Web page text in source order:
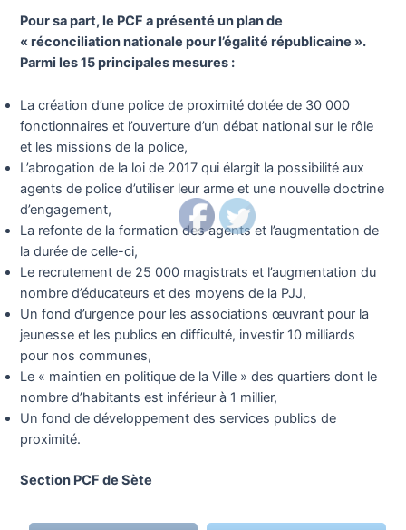
Pour sa part, le PCF a présenté un plan de
« réconciliation nationale pour l’égalité républicaine ».
Parmi les 15 principales mesures :
La création d’une police de proximité dotée de 30 000
fonctionnaires et l’ouverture d’un débat national sur le rôle
et les missions de la police,
L’abrogation de la loi de 2017 qui élargit la possibilité aux
agents de police d’utiliser leur arme et une nouvelle doctrine
d’engagement,
La refonte de la formation des agents et l’augmentation de
la durée de celle-ci,
Le recrutement de 25 000 magistrats et l’augmentation du
nombre d’éducateurs et des moyens de la PJJ,
Un fond d’urgence pour les associations œuvrant pour la
jeunesse et les publics en difficulté, investir 10 milliards
pour nos communes,
Le « maintien en politique de la Ville » des quartiers dont le
nombre d’habitants est inférieur à 1 millier,
Un fond de développement des services publics de
proximité.
Section PCF de Sète